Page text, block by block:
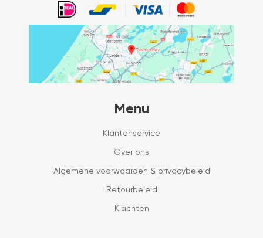
Menu
Klantenservice
Over ons
Algemene voorwaarden & privacybeleid
Retourbeleid
Klachten